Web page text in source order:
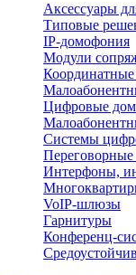
Аксессуары
Типовые
IP-домофония
Модули
Цифровые
Системы
Переговорные
Интерфоны,
VoIP-шлюзы
Гарнитуры
Конференц-